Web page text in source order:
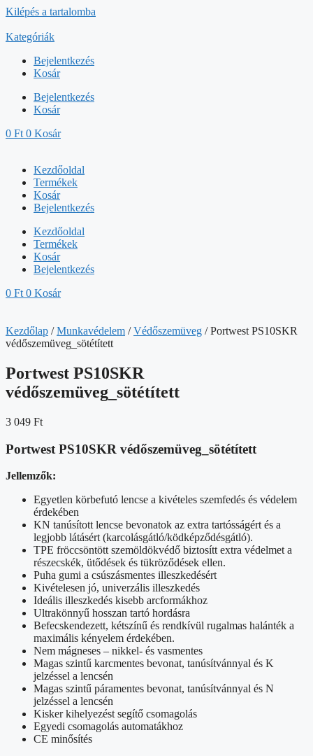
Kilépés a tartalomba
Kategóriák
Bejelentkezés
Kosár
Bejelentkezés
Kosár
0 Ft 0 Kosár
Kezdőoldal
Termékek
Kosár
Bejelentkezés
Kezdőoldal
Termékek
Kosár
Bejelentkezés
0 Ft 0 Kosár
Kezdőlap /Munkavédelem /Védőszemüveg / Portwest PS10SKR
védőszemüveg_sötétített
Portwest PS10SKR
védőszemüveg_sötétített
3 049 Ft
Portwest PS10SKR védőszemüveg_sötétített
Jellemzők:
Egyetlen körbefutó lencse a kivételes szemfedés és védelem
érdekében
KN tanúsított lencse bevonatok az extra tartósságért és a
legjobb látásért (karcolásgátló/ködképződésgátló).
TPE fröccsöntött szemöldökvédő biztosítt extra védelmet a
részecskék, ütődések és tükröződések ellen.
Puha gumi a csúszásmentes illeszkedésért
Kivételesen jó, univerzális illeszkedés
Ideális illeszkedés kisebb arcformákhoz
Ultrakönnyű hosszan tartó hordásra
Befecskendezett, kétszínű és rendkívül rugalmas halánték a
maximális kényelem érdekében.
Nem mágneses – nikkel- és vasmentes
Magas szintű karcmentes bevonat, tanúsítvánnyal és K
jelzéssel a lencsén
Magas szintű páramentes bevonat, tanúsítvánnyal és N
jelzéssel a lencsén
Kisker kihelyezést segítő csomagolás
Egyedi csomagolás automatákhoz
CE minősítés